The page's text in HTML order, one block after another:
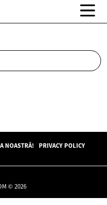
NOASTRĂ! PRIVACY POLICY
© 2026